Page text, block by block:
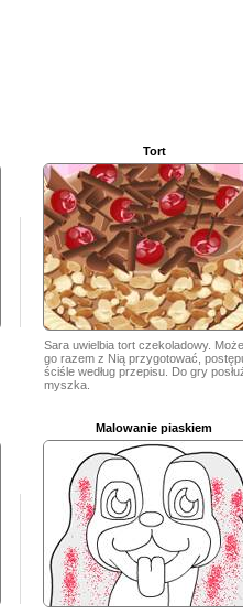
Tort
Sara uwielbia tort czekoladowy.
go razem z Nią przygotować,
ściśle według przepisu. Do gry
myszka.
Malowanie piaskiem